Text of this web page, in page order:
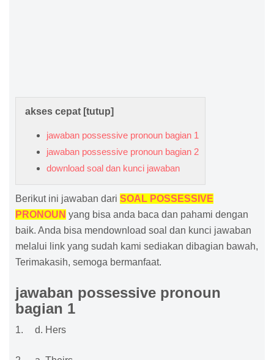
akses cepat [tutup]
jawaban possessive pronoun bagian 1
jawaban possessive pronoun bagian 2
download soal dan kunci jawaban
Berikut ini jawaban dari SOAL POSSESSIVE
PRONOUN yang bisa anda baca dan pahami dengan
baik. Anda bisa mendownload soal dan kunci jawaban
melalui link yang sudah kami sediakan dibagian bawah,
Terimakasih, semoga bermanfaat.
jawaban possessive pronoun
bagian 1
1. d. Hers